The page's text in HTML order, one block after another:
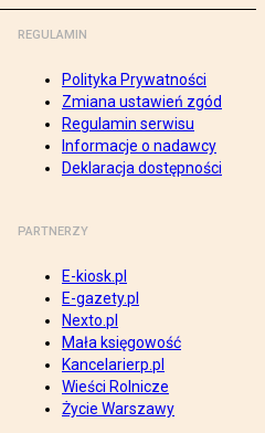
REGULAMIN
Polityka Prywatności
Zmiana ustawień zgód
Regulamin serwisu
Informacje o nadawcy
Deklaracja dostępności
PARTNERZY
E-kiosk.pl
E-gazety.pl
Nexto.pl
Mała księgowość
Kancelarierp.pl
Wieści Rolnicze
Życie Warszawy